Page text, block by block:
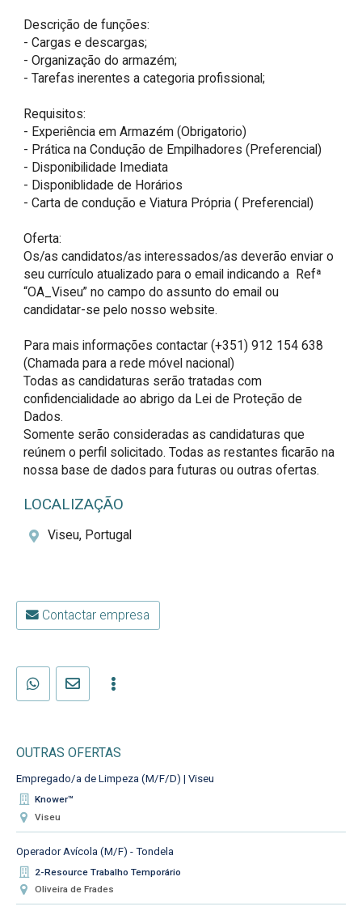
Descrição de funções:
- Cargas e descargas;
- Organização do armazém;
- Tarefas inerentes a categoria profissional;
Requisitos:
- Experiência em Armazém (Obrigatorio)
- Prática na Condução de Empilhadores (Preferencial)
- Disponibilidade Imediata
- Disponiblidade de Horários
- Carta de condução e Viatura Própria ( Preferencial)
Oferta:
Os/as candidatos/as interessados/as deverão enviar o
seu currículo atualizado para o email indicando a  Refª
“OA_Viseu” no campo do assunto do email ou
candidatar-se pelo nosso website.
Para mais informações contactar (+351) 912 154 638
(Chamada para a rede móvel nacional)
Todas as candidaturas serão tratadas com
confidencialidade ao abrigo da Lei de Proteção de
Dados.
Somente serão consideradas as candidaturas que
reúnem o perfil solicitado. Todas as restantes ficarão na
nossa base de dados para futuras ou outras ofertas.
LOCALIZAÇÃO
Viseu, Portugal
Contactar empresa
OUTRAS OFERTAS
Empregado/a de Limpeza (M/F/D) | Viseu
Knower™
Viseu
Operador Avícola (M/F) - Tondela
2-Resource Trabalho Temporário
Oliveira de Frades